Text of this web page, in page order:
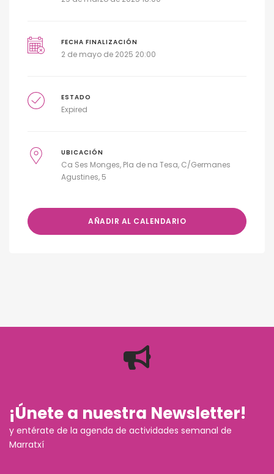
FECHA FINALIZACIÓN
2 de mayo de 2025 20:00
ESTADO
Expired
UBICACIÓN
Ca Ses Monges, Pla de na Tesa, C/Germanes
Agustines, 5
AÑADIR AL CALENDARIO
¡Únete a nuestra Newsletter!
y entérate de la agenda de actividades semanal de
Marratxí